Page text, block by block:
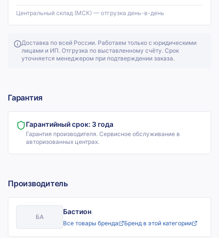
Центральный склад (МСК) — отгрузка день-в-день
Доставка по всей России. Работаем только с юридическими
лицами и ИП. Отгрузка по выставленному счёту. Срок
уточняется менеджером при подтверждении заказа.
Гарантия
Гарантийный срок: 3 года
Гарантия производителя. Сервисное обслуживание в
авторизованных центрах.
Производитель
БА
Бастион
Все товары бренда Бренд в этой категории